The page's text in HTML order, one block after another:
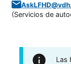
(Servicios de
Las